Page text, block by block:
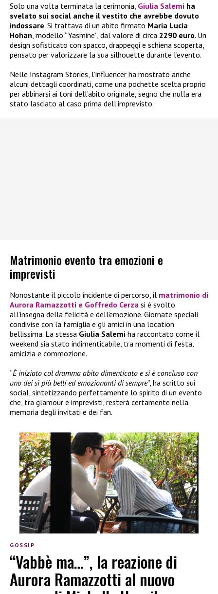
Solo una volta terminata la cerimonia, Giulia Salemi ha
svelato sui social anche il vestito che avrebbe dovuto
indossare. Si trattava di un abito firmato Maria Lucia
Hohan , modello “Yasmine”, dal valore di circa 2290 euro. Un
design sofisticato con spacco, drappeggi e schiena scoperta,
pensato per valorizzare la sua silhouette durante l’evento.
Nelle Instagram Stories, l’influencer ha mostrato anche
alcuni dettagli coordinati, come una pochette scelta proprio
per abbinarsi ai toni dell’abito originale, segno che nulla era
stato lasciato al caso prima dell’imprevisto.
Matrimonio evento tra emozioni e
imprevisti
Nonostante il piccolo incidente di percorso, il matrimonio di
Aurora Ramazzotti e Goffredo Cerza si è svolto
all’insegna della felicità e dell’emozione. Giornate speciali
condivise con la famiglia e gli amici in una location
bellissima. La stessa Giulia Salemi ha raccontato come il
weekend sia stato indimenticabile, tra momenti di festa,
amicizia e commozione.
“È iniziato col dramma abito dimenticato e si è concluso con
uno dei sì più belli ed emozionanti di sempre”, ha scritto sui
social, sintetizzando perfettamente lo spirito di un evento
che, tra glamour e imprevisti, resterà certamente nella
memoria degli invitati e dei fan.
GOSSIP
“Vabbè ma…”, la reazione di
Aurora Ramazzotti al nuovo